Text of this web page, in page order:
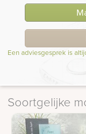
Een adviesgesprek is
Soortgelijke